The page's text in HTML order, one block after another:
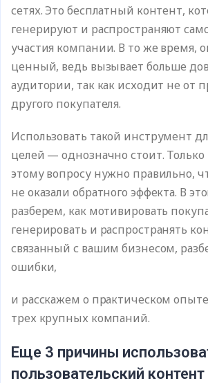
сетях. Это бесплатный контент,
генерируют и распространяют
участия компании. В то же время,
ценный, ведь вызывает больше
аудитории, так как исходит не от
другого покупателя.
Использовать такой инструмент
целей — однозначно стоит.
этому вопросу нужно правильно,
не оказали обратного эффекта. В
разберем, как мотивировать
генерировать и распространять
связанный с вашим бизнесом,
ошибки,
и расскажем о практическом
трех крупных компаний.
Еще 3 причины
пользовательский контент